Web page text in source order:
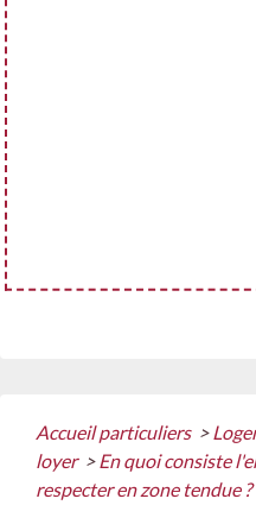
Accueil particuliers >
loyer > En quoi consiste
respecter en zone tendue ?